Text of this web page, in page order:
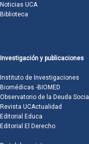
Noticias UCA
Biblioteca
Investigación y publicaciones
Instituto de Investigaciones
Biomédicas -BIOMED
Observatorio de la Deuda Social
Revista UCActualidad
Editorial Educa
Editorial El Derecho